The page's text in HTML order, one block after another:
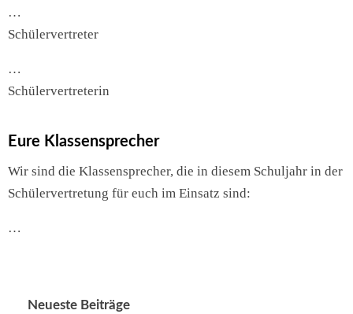
…
Schülervertreter
…
Schülervertreterin
Eure Klassensprecher
Wir sind die Klassensprecher, die in diesem Schuljahr in der
Schülervertretung für euch im Einsatz sind:
…
Neueste Beiträge